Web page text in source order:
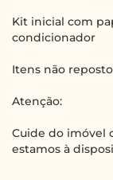
Kit inicial com
condicionador
Itens não
Atenção:
Cuide do imóvel
estamos à